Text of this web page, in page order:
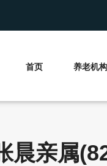
首页 养老机构
晨亲属